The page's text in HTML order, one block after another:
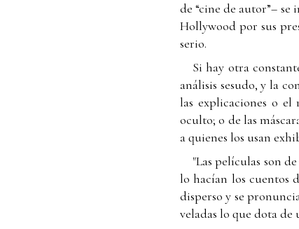
de “cine de autor”–
Hollywood por sus
serio.
Si hay otra
análisis sesudo, y la
las explicaciones o
oculto; o de las
a quienes los usan
"Las películas son
lo hacían los cuentos
disperso y se
veladas lo que dota de